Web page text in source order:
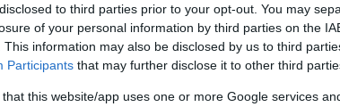
to third parties prior to your opt-out. You may
of your personal information by third parties on the
This information may also be disclosed by us to third
Participants that may further disclose it to other third
that this website/app uses one or more Google services